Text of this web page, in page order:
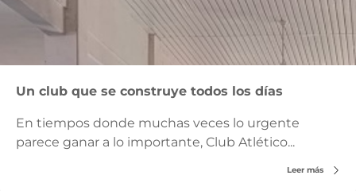
Un club que se construye todos los días
En tiempos donde muchas veces lo urgente
parece ganar a lo importante, Club Atlético...
Leer más